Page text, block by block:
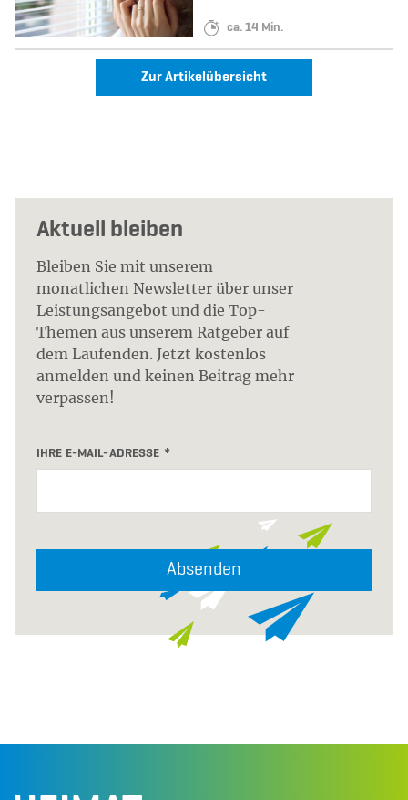
Lesedauer:
ca. 14 Min.
Zur Artikelübersicht
Aktuell bleiben
Bleiben Sie mit unserem
monatlichen Newsletter über unser
Leistungsangebot und die Top-
Themen aus unserem Ratgeber auf
dem Laufenden. Jetzt kostenlos
anmelden und keinen Beitrag mehr
verpassen!
IHRE E-MAIL-ADRESSE
Absenden